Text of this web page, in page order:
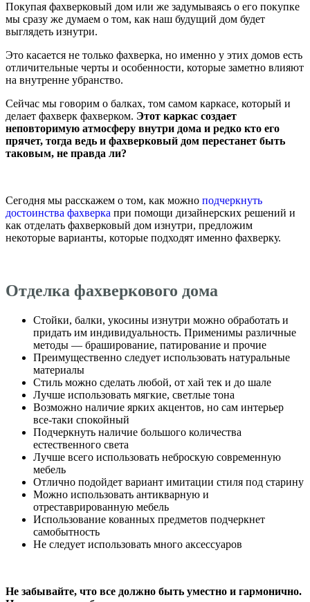
Покупая фахверковый дом или же задумываясь о его покупке
мы сразу же думаем о том, как наш будущий дом будет
выглядеть изнутри.
Это касается не только фахверка, но именно у этих домов есть
отличительные черты и особенности, которые заметно влияют
на внутренне убранство.
Сейчас мы говорим о балках, том самом каркасе, который и
делает фахверк фахверком. Этот каркас создает
неповторимую атмосферу внутри дома и редко кто его
прячет, тогда ведь и фахверковый дом перестанет быть
таковым, не правда ли?
Сегодня мы расскажем о том, как можно подчеркнуть
достоинства фахверка при помощи дизайнерских решений и
как отделать фахверковый дом изнутри, предложим
некоторые варианты, которые подходят именно фахверку.
Отделка фахверкового дома
Стойки, балки, укосины изнутри можно обработать и
придать им индивидуальность. Применимы различные
методы — браширование, патирование и прочие
Преимущественно следует использовать натуральные
материалы
Стиль можно сделать любой, от хай тек и до шале
Лучше использовать мягкие, светлые тона
Возможно наличие ярких акцентов, но сам интерьер
все-таки спокойный
Подчеркнуть наличие большого количества
естественного света
Лучше всего использовать неброскую современную
мебель
Отлично подойдет вариант имитации стиля под старину
Можно использовать антикварную и
отреставрированную мебель
Использование кованных предметов подчеркнет
самобытность
Не следует использовать много аксессуаров
Не забывайте, что все должно быть уместно и гармонично.